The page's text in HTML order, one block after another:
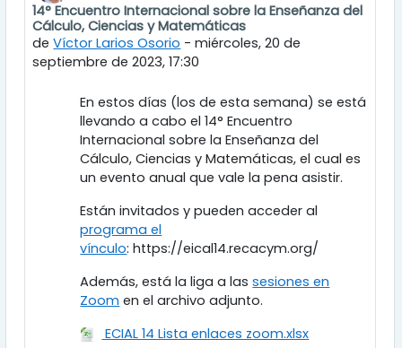
14° Encuentro Internacional sobre la Enseñanza del
Cálculo, Ciencias y Matemáticas
deVíctor Larios Osorio -miércoles, 20 de
septiembre de 2023, 17:30
Número de respuestas: 0
En estos días (los de esta semana) se está
llevando a cabo el 14° Encuentro
Internacional sobre la Enseñanza del
Cálculo, Ciencias y Matemáticas, el cual es
un evento anual que vale la pena asistir.
Están invitados y pueden acceder al
programa el
vínculo: https://eical14.recacym.org/
Además, está la liga a lassesiones en
Zoom en el archivo adjunto.
ECIAL 14 Lista enlaces zoom.xlsx